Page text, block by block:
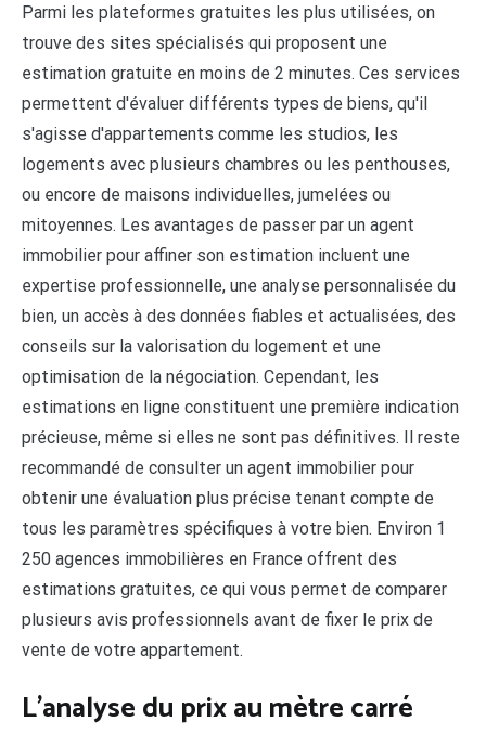
Parmi les plateformes gratuites les plus utilisées, on
trouve des sites spécialisés qui proposent une
estimation gratuite en moins de 2 minutes. Ces services
permettent d'évaluer différents types de biens, qu'il
s'agisse d'appartements comme les studios, les
logements avec plusieurs chambres ou les penthouses,
ou encore de maisons individuelles, jumelées ou
mitoyennes. Les avantages de passer par un agent
immobilier pour affiner son estimation incluent une
expertise professionnelle, une analyse personnalisée du
bien, un accès à des données fiables et actualisées, des
conseils sur la valorisation du logement et une
optimisation de la négociation. Cependant, les
estimations en ligne constituent une première indication
précieuse, même si elles ne sont pas définitives. Il reste
recommandé de consulter un agent immobilier pour
obtenir une évaluation plus précise tenant compte de
tous les paramètres spécifiques à votre bien. Environ 1
250 agences immobilières en France offrent des
estimations gratuites, ce qui vous permet de comparer
plusieurs avis professionnels avant de fixer le prix de
vente de votre appartement.
L'analyse du prix au mètre carré